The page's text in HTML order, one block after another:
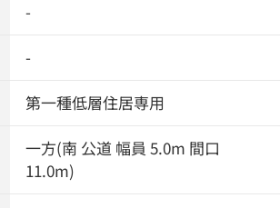
-
-
第一種低層住居専用
一方(南 公道 幅員 5.0m 間口
11.0m)